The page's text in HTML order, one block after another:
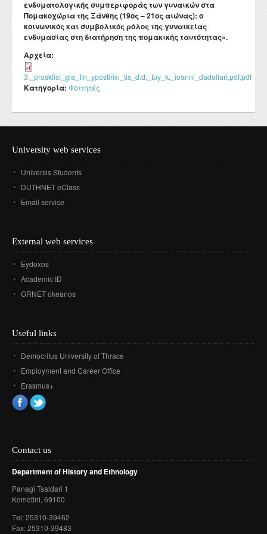
Διάρκεια φοίτησης
Κατατακτήριες εξετάσεις
Τοπική Ιστορία, Πολιτισμός και Προστασία της
Αρχιτεκτονικής Κληρονομιάς: Διεπιστημονικές
Προσεγγίσεις και Ψηφιακές Εφαρμογές
Πολιτισμικές Σπουδές: Νέος Ελληνισμός και Βαλκάνια
Σύμβουλος σπουδών
ΔΟΑΤΑΠ
Laboratory of Modern and Contemporary History
Laboratory of Byzantine and Post-Byzantine Research
Laboratory of Technology, Research, and Applications in
Education
Healthcare
Student Counselling and Accessibility Service
Σύλλογος αποφοίτων
Departmental activities
Regulations for Undergraduate Dissertations
Regulations for Doctoral Studies
Regulations for Postdoctoral Research
Library Regulations
Contact
ενδυματολογικής συμπεριφοράς των γυναικών στα
Πομακοχώρια της Ξάνθης (19ος – 21ος αιώνας): ο
κοινωνικός και συμβολικός ρόλος της γυναικείας
ενδυμασίας στη διατήρηση της πομακικής ταυτότητας».
Αρχεία:
3._prosklisi_gia_tin_ypostirixi_tis_d.d._toy_k._ioanni_dadaliari.pdf.pdf
Κατηγορία: Φοιτητές
University web services
Universis Students
DUTHNET eClass
Email service
External web services
Eydoxos
Academic ID
GRNET okeanos
Useful links
Democritus University of Thrace
Employment and Career Office
Erasmus+
Contact us
Department of History and Ethnology
Panagi Tsaldari 1
Komotini, 69100
Τel: 25310-39462
Fax: 25310-39483